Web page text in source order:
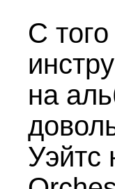
С
на
Уэйтс